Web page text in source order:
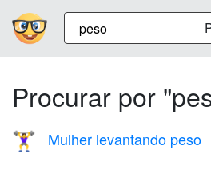
Procurar por
🏋️‍♀️ Mulher levantando peso